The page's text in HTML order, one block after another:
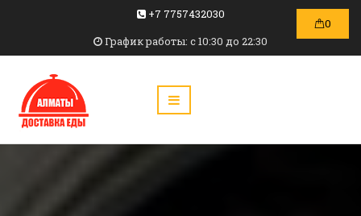
+7 7757432030
График работы: c 10:30 до 22:30
0